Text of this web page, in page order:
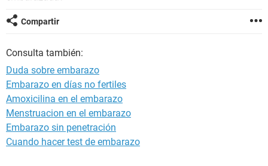
GLOSARIO
Compartir
Consulta también:
Duda sobre embarazo
Embarazo en días no fertiles
Amoxicilina en el embarazo
Menstruacion en el embarazo
Embarazo sin penetración
Cuando hacer test de embarazo